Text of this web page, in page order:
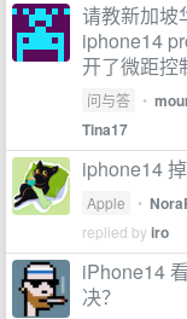
请教新加坡
iphone14
开了微距控
问与答 •
Tina17
iphone14
Apple •
replied byiro
iPhone14
决？